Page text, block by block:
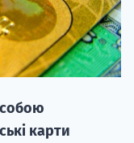
карти
20.09
"Навчання